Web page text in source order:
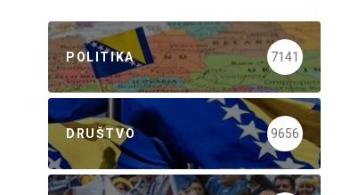
POLITIKA 7141
DRUŠTVO 9656